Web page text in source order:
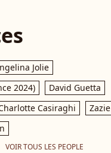
Jolie
2024)
David Guetta
Casiraghi
Zazie
VOIR TOUS LES PEOPLE